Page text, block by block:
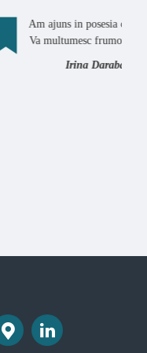
coletului corect.
frumos pentru suport.
Darabaneanu